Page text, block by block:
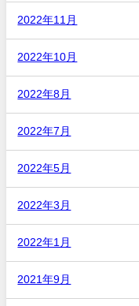
2022年11月
2022年10月
2022年8月
2022年7月
2022年5月
2022年3月
2022年1月
2021年9月